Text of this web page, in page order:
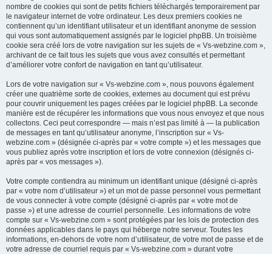
nombre de cookies qui sont de petits fichiers téléchargés temporairement par
le navigateur internet de votre ordinateur. Les deux premiers cookies ne
contiennent qu’un identifiant utilisateur et un identifiant anonyme de session
qui vous sont automatiquement assignés par le logiciel phpBB. Un troisième
cookie sera créé lors de votre navigation sur les sujets de « Vs-webzine.com »,
archivant de ce fait tous les sujets que vous avez consultés et permettant
d’améliorer votre confort de navigation en tant qu’utilisateur.
Lors de votre navigation sur « Vs-webzine.com », nous pouvons également
créer une quatrième sorte de cookies, externes au document qui est prévu
pour couvrir uniquement les pages créées par le logiciel phpBB. La seconde
manière est de récupérer les informations que vous nous envoyez et que nous
collectons. Ceci peut correspondre — mais n’est pas limité à — la publication
de messages en tant qu’utilisateur anonyme, l’inscription sur « Vs-
webzine.com » (désignée ci-après par « votre compte ») et les messages que
vous publiez après votre inscription et lors de votre connexion (désignés ci-
après par « vos messages »).
Votre compte contiendra au minimum un identifiant unique (désigné ci-après
par « votre nom d’utilisateur ») et un mot de passe personnel vous permettant
de vous connecter à votre compte (désigné ci-après par « votre mot de
passe ») et une adresse de courriel personnelle. Les informations de votre
compte sur « Vs-webzine.com » sont protégées par les lois de protection des
données applicables dans le pays qui héberge notre serveur. Toutes les
informations, en-dehors de votre nom d’utilisateur, de votre mot de passe et de
votre adresse de courriel requis par « Vs-webzine.com » durant votre